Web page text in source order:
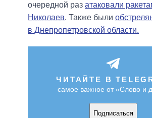
очередной раз атаковали
Николаев. Также были
в Днепропетровской области.
ЧИТАЙТЕ В
самое важное от «Слово и
Подписаться